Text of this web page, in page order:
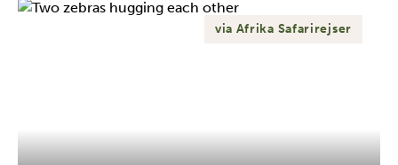
via Afrika Safarirejser